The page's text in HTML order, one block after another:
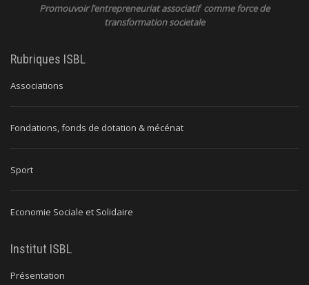
Promouvoir l’entrepreneuriat associatif comme force de
transformation societale
Rubriques ISBL
Associations
Fondations, fonds de dotation & mécénat
Sport
Economie Sociale et Solidaire
Institut ISBL
Présentation